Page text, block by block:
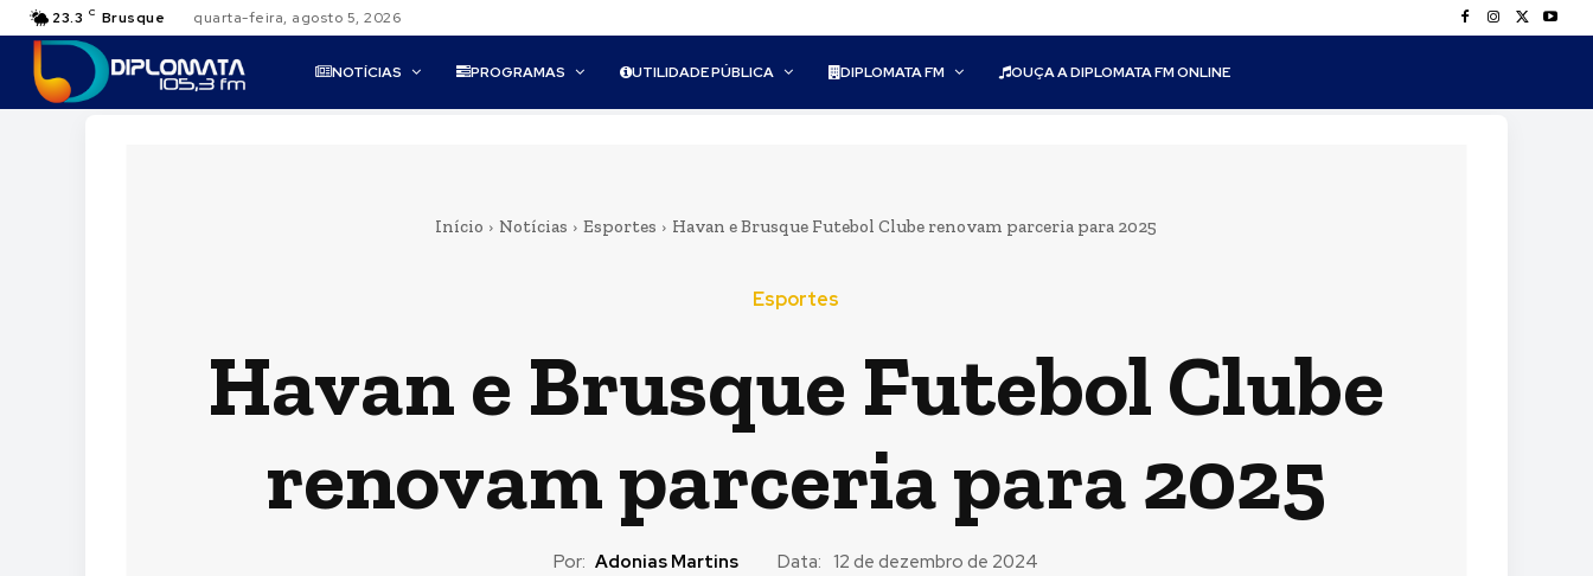
23.3 C Brusque quarta-feira, agosto 5, 2026
NOTÍCIAS PROGRAMAS UTILIDADE PÚBLICA DIPLOMATA FM OUÇA A DIPLOMATA FM ONLINE
Início Notícias Esportes Havan e Brusque Futebol Clube renovam parceria para 2025
Esportes
Havan e Brusque Futebol Clube
renovam parceria para 2025
Por: Adonias Martins Data: 12 de dezembro de 2024